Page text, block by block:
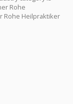
Rohe
Rohe Heilpraktiker